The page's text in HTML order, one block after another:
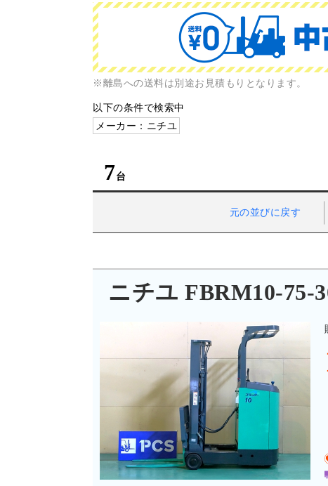
※離島への送料は別途お見積もりとなります。
以下の条件で検索中
メーカー：ニチユ
7
元の並びに戻す
ニチユ FBRM10-75-